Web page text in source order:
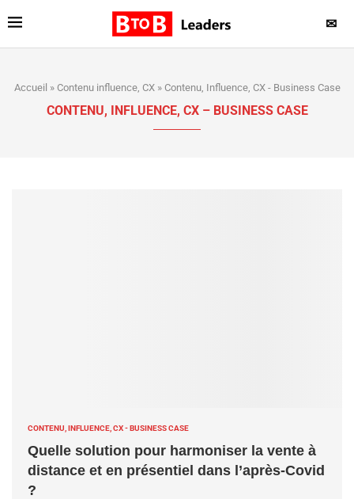
✉
Accueil » Contenu influence, CX» Contenu, Influence, CX - Business Case
CONTENU, INFLUENCE, CX – BUSINESS CASE
CONTENU, INFLUENCE, CX - BUSINESS CASE
Quelle solution pour harmoniser la vente à
distance et en présentiel dans l’après-Covid
?